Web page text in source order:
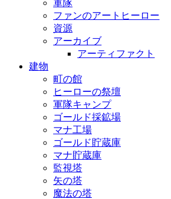
軍隊
ファンのアートヒーロー
資源
アーカイブ
アーティファクト
建物
町の館
ヒーローの祭壇
軍隊キャンプ
ゴールド採鉱場
マナ工場
ゴールド貯蔵庫
マナ貯蔵庫
監視塔
矢の塔
魔法の塔